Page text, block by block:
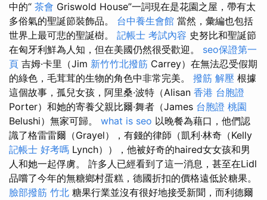
中的“ 茶會 Griswold House”一詞現在是花園之屋，帶有太
多俗氣的聖誕節裝飾品。 台中養生會館 當然，彙編也包括
世界上最可悲的聖誕樹。 記帳士 考試內容 史努比和聖誕節
在匈牙利鮮為人知，但在美國仍然很受歡迎。 seo保證第一
頁 吉姆·卡里（Jim 新竹竹北撥筋 Carrey）在無法忍受假期
的綠色，毛茸茸的生物的角色中非常完美。 撥筋 解壓 根據
這個故事，孤兒女孩，阿里桑·波特（Alisan 香港 台胞證
Porter）和她的寄養父親比爾·舞者（James 台胞證 桃園
Belushi）無家可歸。 what is seo 以晚餐為藉口，他們認
識了格雷雷爾（Grayel），有錢的律師（凱利·林奇（Kelly
記帳士 好考嗎 Lynch）），他被好奇的haired女女孩和男
人和她一起俘虜。 許多人已經看到了這一消息，甚至在Lidl
品嚐了今年的無糖鄉村蛋糕，德國折扣的價格遠低於糖果。
臉部撥筋 竹北 糖果行業並沒有很好地接受新聞，而利德爾